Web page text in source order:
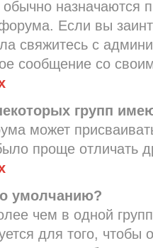
обычно назначаются
Если вы
свяжитесь с
сообщение со
групп
может
проще отличать
умолчанию?
чем в одной
для того, чтобы